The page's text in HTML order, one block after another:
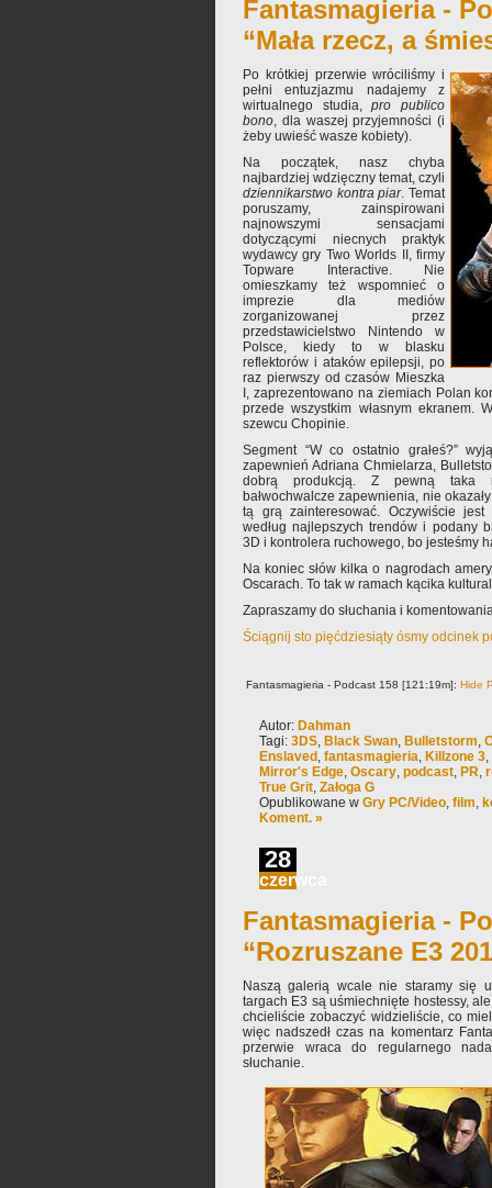
Fantasmagieria -
“Mała rzecz, a
Po krótkiej przerwie wróciliśmy i
pełni entuzjazmu nadajemy z
wirtualnego studia,pro publico
bono, dla waszej przyjemności (i
żeby uwieść wasze kobiety).
Na początek, nasz chyba
najbardziej wdzięczny temat, czyli
dziennikarstwo kontra piar. Temat
poruszamy, zainspirowani
najnowszymi sensacjami
dotyczącymi niecnych praktyk
wydawcy gry Two Worlds II, firmy
Topware Interactive. Nie
omieszkamy też wspomnieć o
imprezie dla mediów
zorganizowanej przez
przedstawicielstwo Nintendo w
Polsce, kiedy to w blasku
reflektorów i ataków epilepsji, po
raz pierwszy od czasów Mieszka
I, zaprezentowano na ziemiach Polan
przede wszystkim własnym ekranem.
szewcu Chopinie.
Segment “W co ostatnio grałeś?”
zapewnień Adriana Chmielarza,
dobrą produkcją. Z pewną taka
bałwochwalcze zapewnienia, nie
tą grą zainteresować. Oczywiście
według najlepszych trendów i podany
3D i kontrolera ruchowego, bo jesteśmy
Na koniec słów kilka o nagrodach
Oscarach. To tak w ramach kącika
Zapraszamy do słuchania i
Ściągnij sto pięćdziesiąty ósmy odcinek
Fantasmagieria - Podcast 158 [121:19m]: Hide
Autor: Dahman
Tagi: 3DS, Black Swan, Bulletstorm,
Enslaved , fantasmagieria, Killzone 3,
Mirror's Edge, Oscary, podcast, PR,
True Grit, Załoga G
Opublikowane w Gry PC/Video, film,
Koment. »
28
czerwca
Fantasmagieria -
“Rozruszane E3
Naszą galerią wcale nie staramy się
targach E3 są uśmiechnięte hostessy,
chcieliście zobaczyć widzieliście, co
więc nadszedł czas na komentarz
przerwie wraca do regularnego
słuchanie.